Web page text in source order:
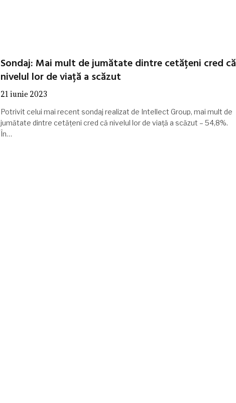
Sondaj: Mai mult de jumătate dintre cetățeni cred că
nivelul lor de viață a scăzut
21 iunie 2023
Potrivit celui mai recent sondaj realizat de Intellect Group, mai mult de
jumătate dintre cetățeni cred că nivelul lor de viață a scăzut – 54,8%.
În…